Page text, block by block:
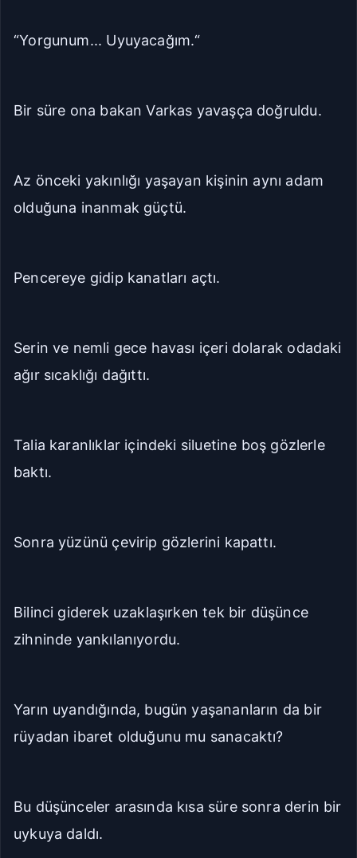
“Yorgunum... Uyuyacağım.“
Bir süre ona bakan Varkas yavaşça doğruldu.
Az önceki yakınlığı yaşayan kişinin aynı adam
olduğuna inanmak güçtü.
Pencereye gidip kanatları açtı.
Serin ve nemli gece havası içeri dolarak odadaki
ağır sıcaklığı dağıttı.
Talia karanlıklar içindeki siluetine boş gözlerle
baktı.
Sonra yüzünü çevirip gözlerini kapattı.
Bilinci giderek uzaklaşırken tek bir düşünce
zihninde yankılanıyordu.
Yarın uyandığında, bugün yaşananların da bir
rüyadan ibaret olduğunu mu sanacaktı?
Bu düşünceler arasında kısa süre sonra derin bir
uykuya daldı.